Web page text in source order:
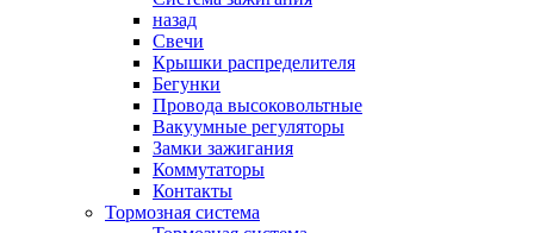
назад
Свечи
Крышки распределителя
Бегунки
Провода высоковольтные
Вакуумные регуляторы
Замки зажигания
Коммутаторы
Контакты
Тормозная система